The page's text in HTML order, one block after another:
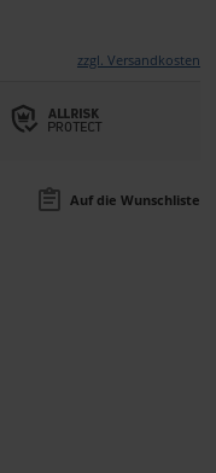
zzgl. Versandkosten
Auf die Wunschliste